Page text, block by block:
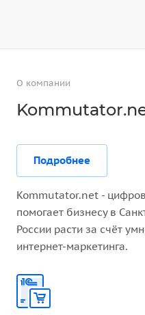
О компании
Подробнее
Kommutator.net -
помогает бизнесу в
России расти за счёт
интернет-маркетинга.